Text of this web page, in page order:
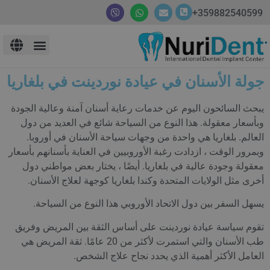
359882540599+
جولة الأسنان في عيادة نوردينت في بلغاريا
يبحث السائحون اليوم عن خدمات رعاية أسنان آمنة وعالية الجودة
وبأسعار معقولة. هذا النوع من السياحة شائع في العديد من دول
العالم. بلغاريا هي واحدة من وجهات سياحة الأسنان في أوروبا.
وبمرور الوقت ، ازدادت رغبة الأوروبيين في العناية بأسنانهم بأسعار
معقولة وجودة عالية في بلغاريا. أيضًا ، يختار بعض مواطني دول
أخرى مثل الولايات المتحدة وكندا بلغاريا كوجهة لعلاج الأسنان.
يسهل السفر بين دول الاتحاد الأوروبي هذا النوع من السياحة.
تقوم سياسة عيادة نوردينت على أساس الثقة بين المريض وفريق
طب الأسنان والتي استمرت لأكثر من 20 عامًا. ثقة المريض هي
العامل الأكثر أهمية الذي يحدد نجاح علاج الشخص.